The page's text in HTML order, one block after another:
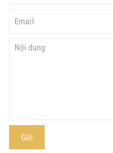
Gửi